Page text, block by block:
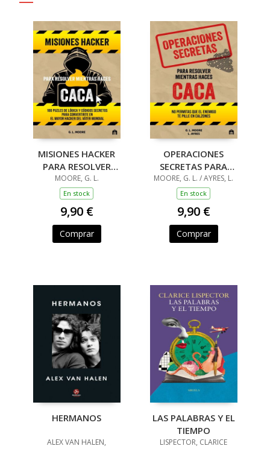
MISIONES HACKER
PARA RESOLVER
MIENTRAS HACES
CACA
MOORE, G. L.
En stock
9,90 €
Comprar
OPERACIONES
SECRETAS PARA
RESOLVER MIENTRAS
HACES CACA
MOORE, G. L. / AYRES, L.
En stock
9,90 €
Comprar
HERMANOS
ALEX VAN HALEN,
LAS PALABRAS Y EL
TIEMPO
LISPECTOR, CLARICE